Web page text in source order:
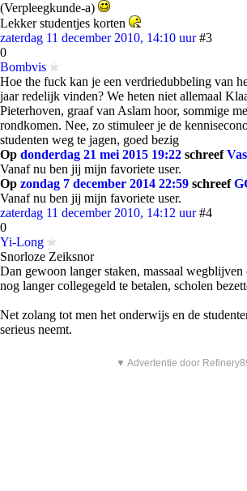
(Verpleegkunde-a)
Lekker studentjes korten
zaterdag 11 december 2010, 14:10 uur #3
0
Bombvis
Hoe the fuck kan je een verdriedubbeling van
jaar redelijk vinden? We heten niet allemaal
Pieterhoven, graaf van Aslam hoor, sommige
rondkomen. Nee, zo stimuleer je de
studenten weg te jagen, goed bezig
Op donderdag 21 mei 2015 19:22 schreef
Vanaf nu ben jij mijn favoriete user.
Op zondag 7 december 2014 22:59 schreef
Vanaf nu ben jij mijn favoriete user.
zaterdag 11 december 2010, 14:12 uur #4
0
Yi-Long
Snorloze Zeiksnor
Dan gewoon langer staken, massaal wegblijven
nog langer collegegeld te betalen, scholen
Net zolang tot men het onderwijs en de
serieus neemt.
▼ Advertentie door